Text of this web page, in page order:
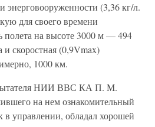
энерговооруженности (3,36 кг/л.
для своего времени
полета на высоте 3000 м — 494
скоростная (0,9Vmax)
1000 км.
НИИ ВВС КА П. М.
на нем ознакомительный
управлении, обладал хорошей